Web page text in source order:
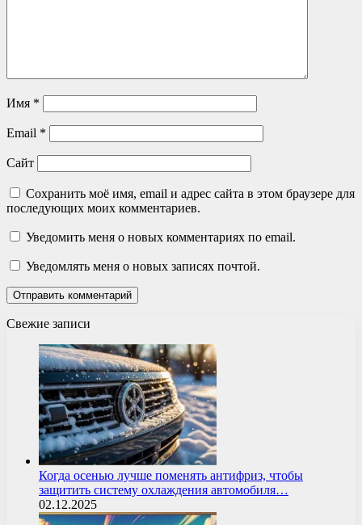
Имя *
Email *
Сайт
Сохранить моё имя, email и адрес сайта в этом браузере для
последующих моих комментариев.
Уведомить меня о новых комментариях по email.
Уведомлять меня о новых записях почтой.
Свежие записи
Когда осенью лучше поменять антифриз, чтобы
защитить систему охлаждения автомобиля…
02.12.2025